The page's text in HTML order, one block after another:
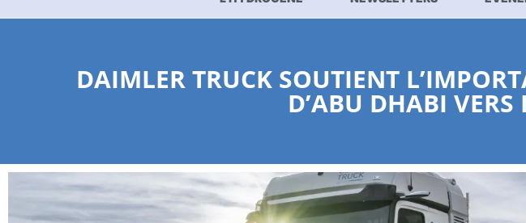
DAIMLER TRUCK SOUTIENT
D’ABU DHABI VERS